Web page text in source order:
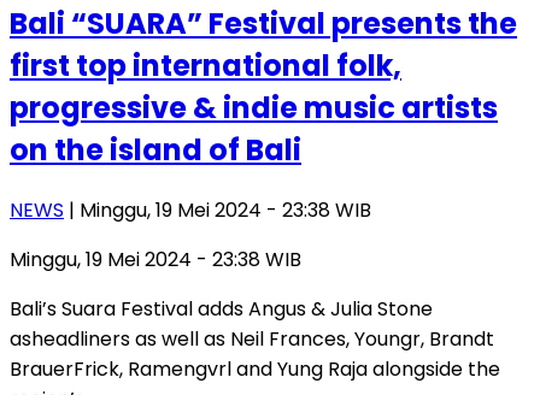
Bali “SUARA” Festival presents the
first top international folk,
progressive & indie music artists
on the island of Bali
NEWS | Minggu, 19 Mei 2024 - 23:38 WIB
Minggu, 19 Mei 2024 - 23:38 WIB
Bali’s Suara Festival adds Angus & Julia Stone
asheadliners as well as Neil Frances, Youngr, Brandt
BrauerFrick, Ramengvrl and Yung Raja alongside the